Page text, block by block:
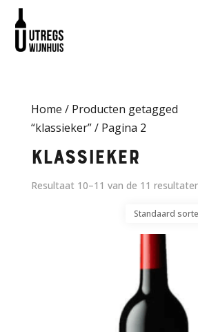
Home / Producten getagged
“klassieker”/ Pagina 2
klassieker
Resultaat 10–11 van de 11